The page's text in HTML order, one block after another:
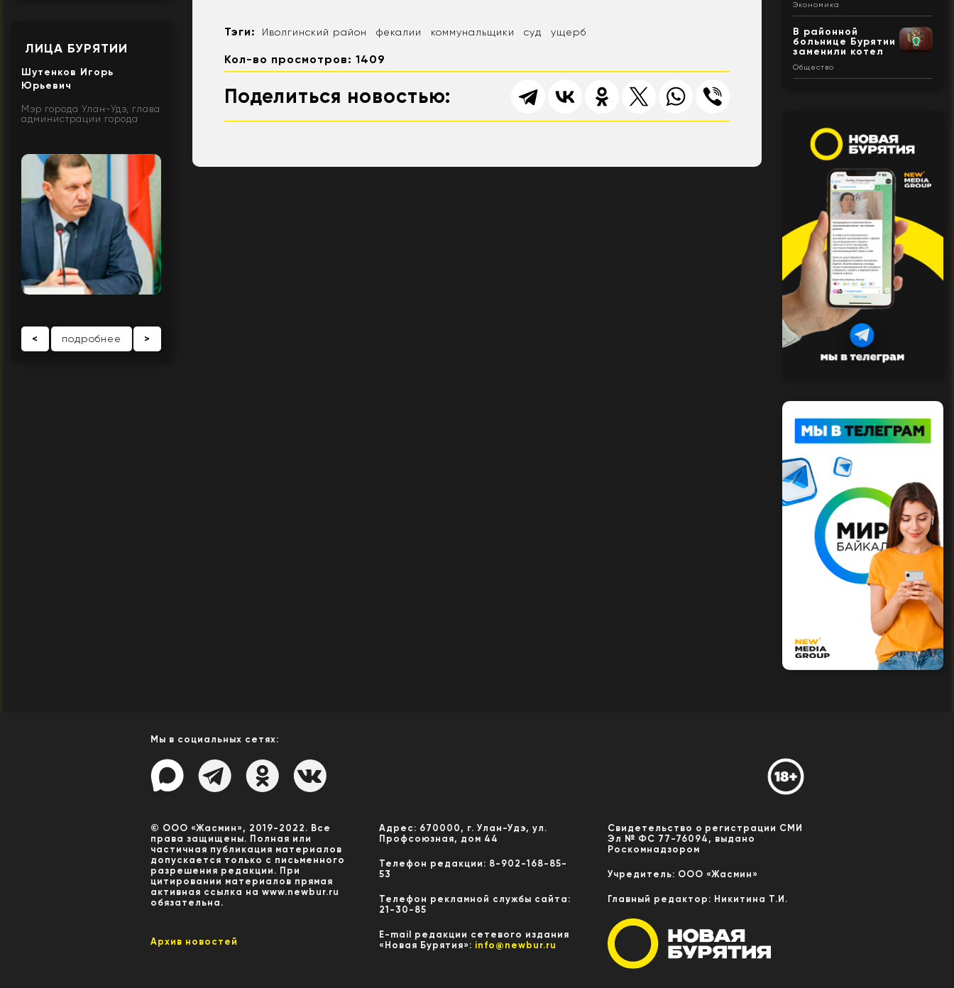
ЛИЦА БУРЯТИИ
Шутенков Игорь
Юрьевич
Мэр города Улан-Удэ, глава
администрации города
< подробнее >
Тэги: Иволгинский район фекалии коммунальщики суд ущерб
Кол-во просмотров: 1409
Поделиться новостью:
Экономика
В районной
больнице Бурятии
заменили котел
Общество
Мы в социальных сетях:
© ООО «Жасмин», 2019-2022. Все
права защищены. Полная или
частичная публикация материалов
допускается только с письменного
разрешения редакции. При
цитировании материалов прямая
активная ссылка на www.newbur.ru
обязательна.
Архив новостей
Адрес: 670000, г. Улан-Удэ, ул.
Профсоюзная, дом 44
Телефон редакции: 8-902-168-85-
53
Телефон рекламной службы сайта:
21-30-85
E-mail редакции сетевого издания
«Новая Бурятия»: info@newbur.ru
Свидетельство о регистрации СМИ
Эл № ФС 77-76094, выдано
Роскомнадзором
Учредитель: ООО «Жасмин»
Главный редактор: Никитина Т.И.